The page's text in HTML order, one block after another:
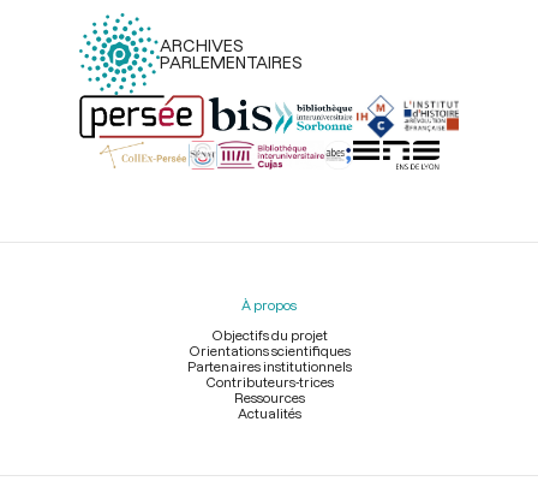
ARCHIVES
PARLEMENTAIRES
Menu
À propos
Objectifs du projet
Orientations scientifiques
Partenaires institutionnels
Contributeurs-trices
Ressources
Actualités